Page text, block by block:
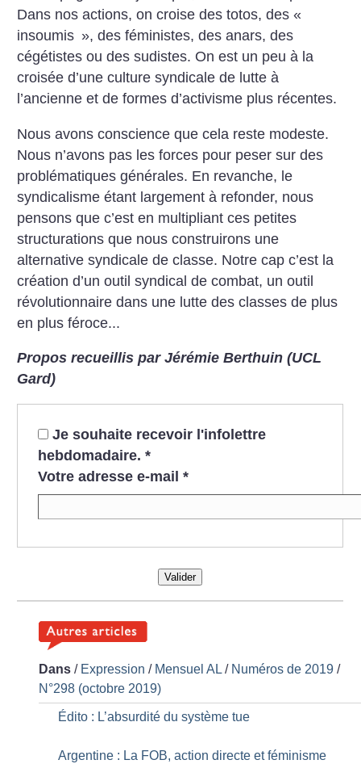
Dans nos actions, on croise des totos, des «
insoumis », des féministes, des anars, des
cégétistes ou des sudistes. On est un peu à la
croisée d’une culture syndicale de lutte à
l’ancienne et de formes d’activisme plus récentes.
Nous avons conscience que cela reste modeste.
Nous n’avons pas les forces pour peser sur des
problématiques générales. En revanche, le
syndicalisme étant largement à refonder, nous
pensons que c’est en multipliant ces petites
structurations que nous construirons une
alternative syndicale de classe. Notre cap c’est la
création d’un outil syndical de combat, un outil
révolutionnaire dans une lutte des classes de plus
en plus féroce...
Propos recueillis par Jérémie Berthuin (UCL
Gard)
Je souhaite recevoir l'infolettre
hebdomadaire. *
Votre adresse e-mail *
Valider
Dans / Expression / Mensuel AL / Numéros de 2019 /
N°298 (octobre 2019)
Édito : L’absurdité du système tue
Argentine : La FOB, action directe et féminisme